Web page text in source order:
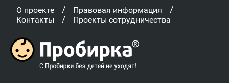
О проекте / Правовая информация /
Контакты / Проекты сотрудничества